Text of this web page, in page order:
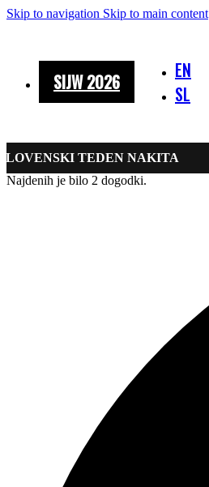
Skip to navigation Skip to main content
SIJW 2026
EN
SL
TEDEN NAKITA
Najdenih je bilo 2 dogodki.